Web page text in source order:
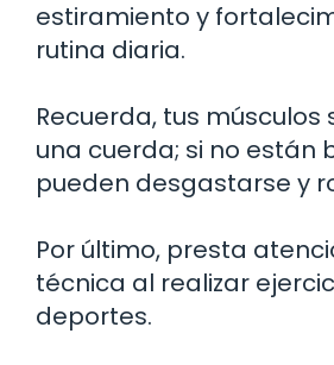
estiramiento y
rutina diaria.
Recuerda, tus músculos
una cuerda; si no están
pueden desgastarse y
Por último, presta
técnica al realizar
deportes.